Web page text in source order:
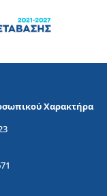
Χαρακτήρα